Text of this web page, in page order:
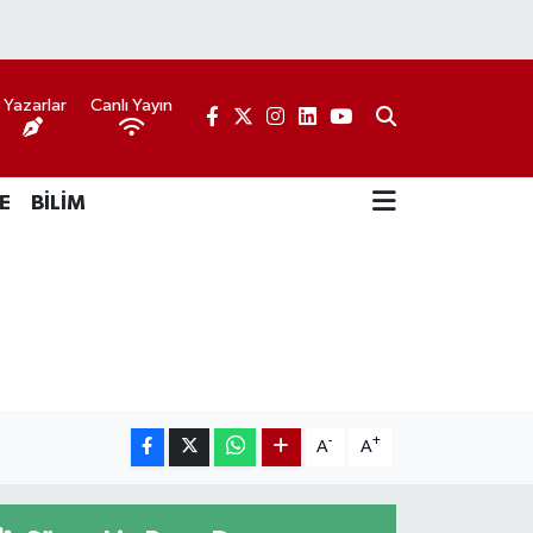
Yazarlar Canlı Yayın
BİLİM
A- A+